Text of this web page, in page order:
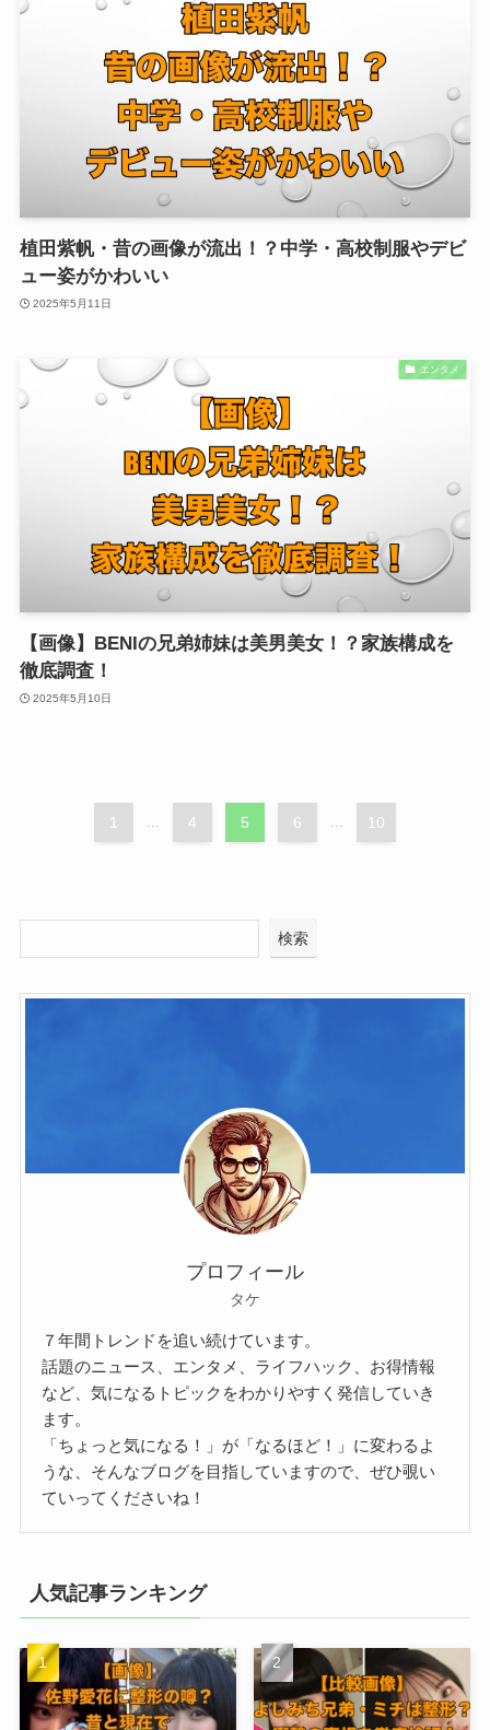
植田紫帆・昔の画像が流出！？中学・高校制服やデビ
ュー姿がかわいい
2025年5月11日
エンタメ
【画像】BENIの兄弟姉妹は美男美女！？家族構成を
徹底調査！
2025年5月10日
1 ... 4 5 6 ... 10
検索
プロフィール
タケ
７年間トレンドを追い続けています。
話題のニュース、エンタメ、ライフハック、お得情報
など、気になるトピックをわかりやすく発信していき
ます。
「ちょっと気になる！」が「なるほど！」に変わるよ
うな、そんなブログを目指していますので、ぜひ覗い
ていってくださいね！
人気記事ランキング